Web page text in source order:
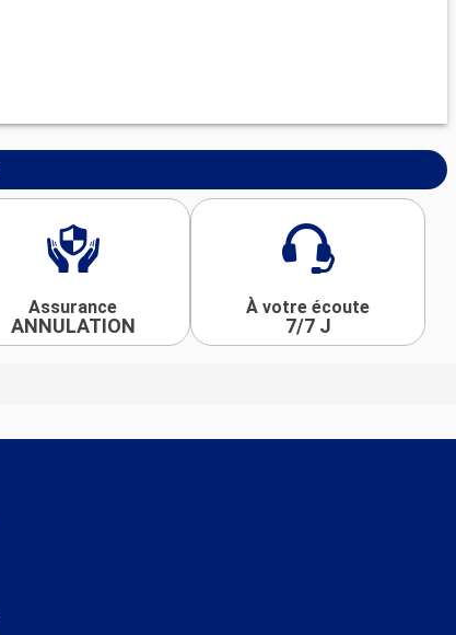
Assurance
ANNULATION
À votre écoute
7/7 J